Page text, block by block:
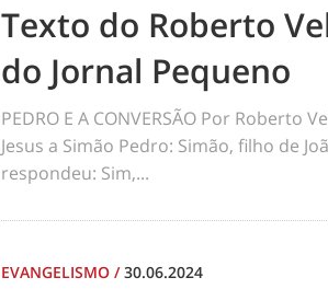
Texto do Roberto
do Jornal Pequeno
PEDRO E A CONVERSÃO Por
Jesus a Simão Pedro: Simão, filho de
respondeu: Sim,...
EVANGELISMO /30.06.2024